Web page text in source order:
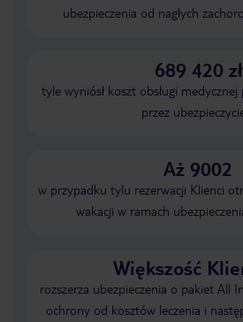
ubezpieczenia od nagłych
689 420 zł
tyle wyniósł koszt obsługi
przez
Aż 9002
w przypadku tylu rezerwacji Klienci
wakacji w ramach
Większość
rozszerza ubezpieczenia o pakiet All
ochrony od kosztów leczenia i